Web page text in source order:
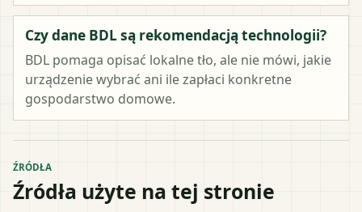
Czy dane BDL są rekomendacją technologii?
BDL pomaga opisać lokalne tło, ale nie mówi, jakie
urządzenie wybrać ani ile zapłaci konkretne
gospodarstwo domowe.
ŹRÓDŁA
Źródła użyte na tej stronie